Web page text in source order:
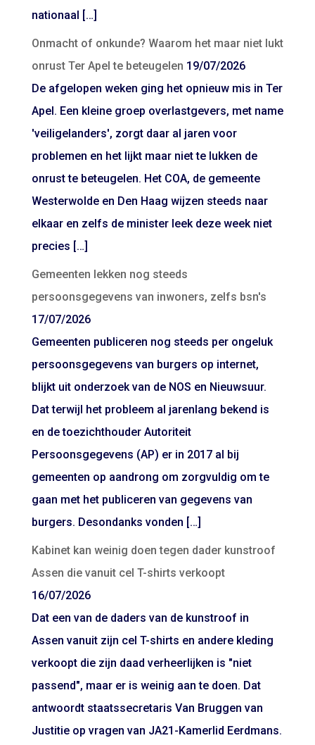
nationaal […]
Onmacht of onkunde? Waarom het maar niet lukt
onrust Ter Apel te beteugelen 19/07/2026
De afgelopen weken ging het opnieuw mis in Ter
Apel. Een kleine groep overlastgevers, met name
'veiligelanders', zorgt daar al jaren voor
problemen en het lijkt maar niet te lukken de
onrust te beteugelen. Het COA, de gemeente
Westerwolde en Den Haag wijzen steeds naar
elkaar en zelfs de minister leek deze week niet
precies […]
Gemeenten lekken nog steeds
persoonsgegevens van inwoners, zelfs bsn's
17/07/2026
Gemeenten publiceren nog steeds per ongeluk
persoonsgegevens van burgers op internet,
blijkt uit onderzoek van de NOS en Nieuwsuur.
Dat terwijl het probleem al jarenlang bekend is
en de toezichthouder Autoriteit
Persoonsgegevens (AP) er in 2017 al bij
gemeenten op aandrong om zorgvuldig om te
gaan met het publiceren van gegevens van
burgers. Desondanks vonden […]
Kabinet kan weinig doen tegen dader kunstroof
Assen die vanuit cel T-shirts verkoopt
16/07/2026
Dat een van de daders van de kunstroof in
Assen vanuit zijn cel T-shirts en andere kleding
verkoopt die zijn daad verheerlijken is "niet
passend", maar er is weinig aan te doen. Dat
antwoordt staatssecretaris Van Bruggen van
Justitie op vragen van JA21-Kamerlid Eerdmans.